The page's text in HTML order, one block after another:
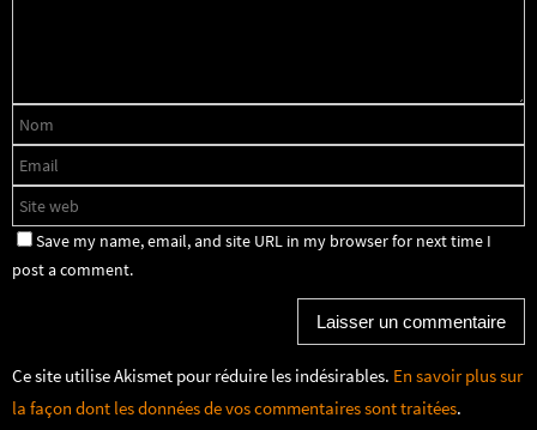
Save my name, email, and site URL in my browser for next time I
post a comment.
Ce site utilise Akismet pour réduire les indésirables. En savoir plus sur
la façon dont les données de vos commentaires sont traitées.